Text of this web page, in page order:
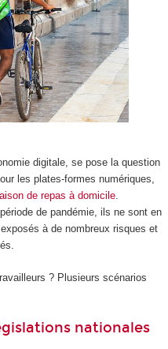
digitale, se pose la question
les plates-formes numériques,
de repas à domicile.
de pandémie, ils ne sont en
à de nombreux risques et
? Plusieurs scénarios
nationales